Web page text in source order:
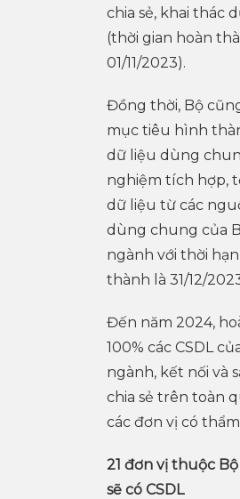
chia sẻ, khai thác
(thời gian hoàn
01/11/2023).
Đồng thời, Bộ
mục tiêu hình
dữ liệu dùng
nghiệm tích hợp,
dữ liệu từ các
dùng chung của
ngành với thời
thành là 31/12/
Đến năm 2024,
100% các CSDL
ngành, kết nối và
chia sẻ trên toàn
các đơn vị có
21 đơn vị thuộc
sẽ có CSDL